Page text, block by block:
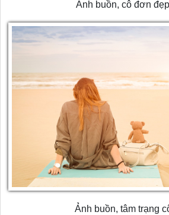
Ảnh buồn, cô đơn
Ảnh buồn, tâm trạng